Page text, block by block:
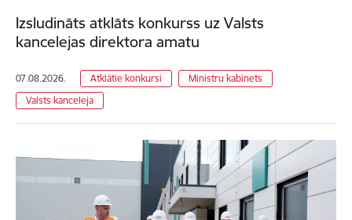
Izsludināts atklāts konkurss uz Valsts
kancelejas direktora amatu
07.08.2026. Atklātie konkursi
Ministru kabinets
Valsts kanceleja